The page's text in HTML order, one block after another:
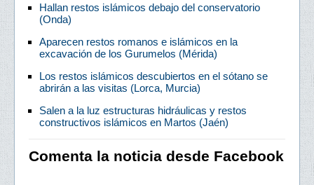
Hallan restos islámicos debajo del conservatorio
(Onda)
Aparecen restos romanos e islámicos en la
excavación de los Gurumelos (Mérida)
Los restos islámicos descubiertos en el sótano se
abrirán a las visitas (Lorca, Murcia)
Salen a la luz estructuras hidráulicas y restos
constructivos islámicos en Martos (Jaén)
Comenta la noticia desde Facebook